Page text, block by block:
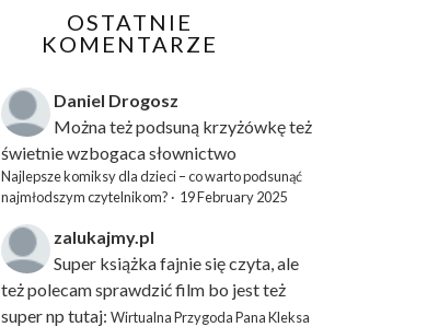
OSTATNIE
KOMENTARZE
Daniel Drogosz
Można też podsuną krzyżówkęteż
świetnie wzbogaca słownictwo
Najlepsze komiksy dla dzieci – co warto podsunąć
najmłodszym czytelnikom? · 19 February 2025
zalukajmy.pl
Super książka fajnie się czyta, ale
też polecam sprawdzić film bo jest też
super np tutaj: Wirtualna Przygoda Pana Kleksa